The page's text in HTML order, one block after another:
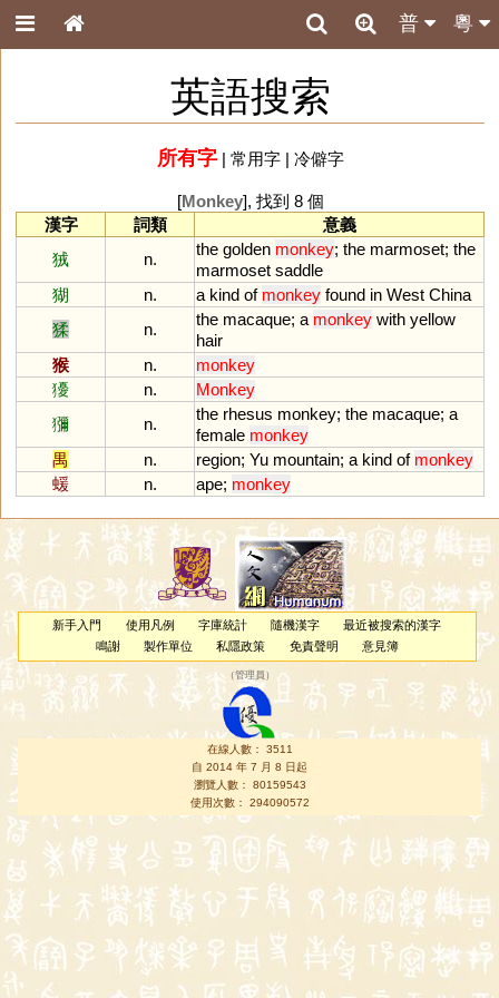
粵
普
英語搜索
所有字| 常用字| 冷僻字
[Monkey], 找到 8 個
漢字
詞類
意義
狨
n.
the golden monkey; the marmoset; the
marmoset saddle
猢
n. a kind of monkey found in West China
猱
n.
the macaque; a monkey with yellow
hair
猴
n.
monkey
獶
n.
Monkey
獼
n.
the rhesus monkey; the macaque; a
female monkey
禺
n. region; Yu mountain; a kind of monkey
蝯
n. ape; monkey
新手入門 使用凡例 字庫統計 隨機漢字
最近被搜索的漢字
鳴謝
製作單位 私隱政策 免責聲明 意見簿
（管理員 ）
在線人數： 3511
自 2014 年 7 月 8 日起
瀏覽人數： 80159543
使用次數： 294090572